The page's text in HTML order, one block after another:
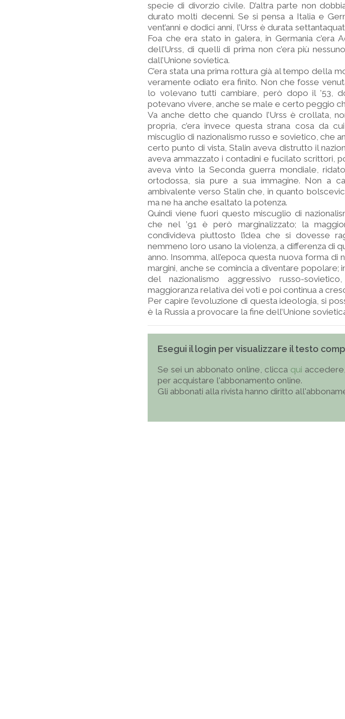
specie di divorzio civile. D’altra parte non
durato molti decenni. Se si pensa a Italia e
vent’anni e dodici anni, l’Urss è durata
Foa che era stato in galera, in Germania c’era
dell’Urss, di quelli di prima non c’era più
dall’Unione sovietica.
C’era stata una prima rottura già al tempo della
veramente odiato era finito. Non che fosse
lo volevano tutti cambiare, però dopo il ’53,
potevano vivere, anche se male e certo peggio
Va anche detto che quando l’Urss è crollata,
propria, c’era invece questa strana cosa da
miscuglio di nazionalismo russo e sovietico, che
certo punto di vista, Stalin aveva distrutto il
aveva ammazzato i contadini e fucilato scrittori,
aveva vinto la Seconda guerra mondiale,
ortodossa, sia pure a sua immagine. Non a
ambivalente verso Stalin che, in quanto
ma ne ha anche esaltato la potenza.
Quindi viene fuori questo miscuglio di
che nel ’91 è però marginalizzato; la
condivideva piuttosto l’idea che si dovesse
nemmeno loro usano la violenza, a differenza di
anno. Insomma, all’epoca questa nuova forma di
margini, anche se comincia a diventare popolare;
del nazionalismo aggressivo russo-
maggioranza relativa dei voti e poi continua a
Per capire l’evoluzione di questa ideologia, si
è la Russia a provocare la fine dell’Unione
Esegui il login per visualizzare il testo
Se sei un abbonato online, clicca qui
per acquistare l'abbonamento online.
Gli abbonati alla rivista hanno diritto